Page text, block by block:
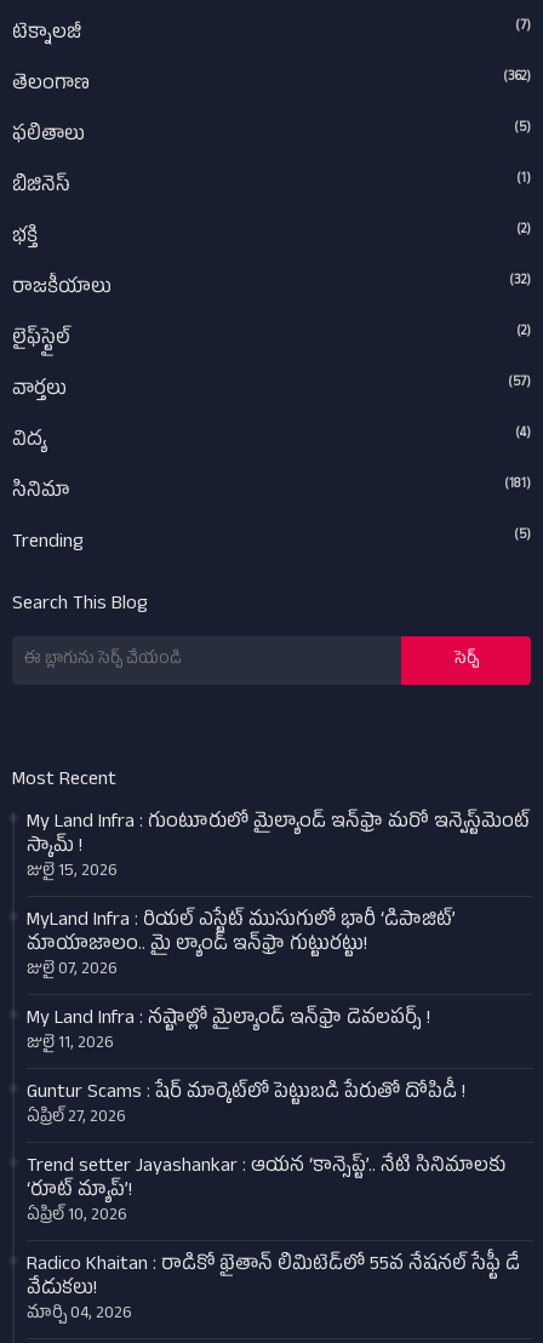
టెక్నాలజీ (7)
తెలంగాణ (362)
ఫలితాలు (5)
బిజినెస్ (1)
భక్తి (2)
రాజకీయాలు (32)
లైఫ్‌స్టైల్‌ (2)
వార్తలు (57)
విద్య (4)
సినిమా (181)
Trending (5)
Search This Blog
Most Recent
My Land Infra : గుంటూరులో మైల్యాండ్ ఇన్‌ఫ్రా మరో ఇన్వెస్ట్‌మెంట్
స్కామ్ !
జులై 15, 2026
MyLand Infra : రియల్ ఎస్టేట్ ముసుగులో భారీ ‘డిపాజిట్’
మాయాజాలం.. మై ల్యాండ్ ఇన్‌ఫ్రా గుట్టురట్టు!
జులై 07, 2026
My Land Infra : నష్టాల్లో మైల్యాండ్ ఇన్‌ఫ్రా డెవలపర్స్ !
జులై 11, 2026
Guntur Scams : షేర్ మార్కెట్‌లో పెట్టుబడి పేరుతో దోపిడీ !
ఏప్రిల్ 27, 2026
Trend setter Jayashankar : ఆయన ‘కాన్సెప్ట్’.. నేటి సినిమాలకు
‘రూట్ మ్యాప్’!
ఏప్రిల్ 10, 2026
Radico Khaitan : రాడికో ఖైతాన్ లిమిటెడ్‌లో 55వ నేషనల్ సేఫ్టీ డే
వేడుకలు!
మార్చి 04, 2026